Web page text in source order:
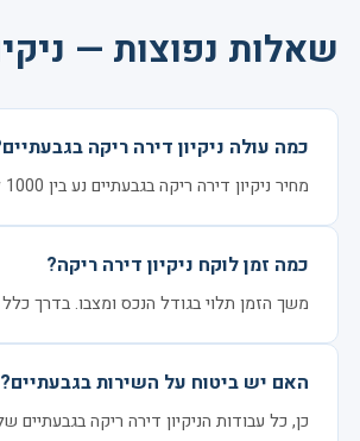
שאלות נפוצות —
כמה עולה ניקיון דירה ריקה
מחיר ניקיון דירה ריקה בגבעתיים נע בין 1000 ל-3200 ₪ לדירה, בהתאם לגודל הנכס ומצבו.
כמה זמן לוקח ניקיון דירה ריקה?
משך הזמן תלוי בגודל הנכס ומצבו. בדרך כלל 3–6 שעות לדירת 3–4 חדרים.
האם יש ביטוח על השירות בגבעתיים?
כן, כל עבודות הניקיון דירה ריקה בגבעתיים